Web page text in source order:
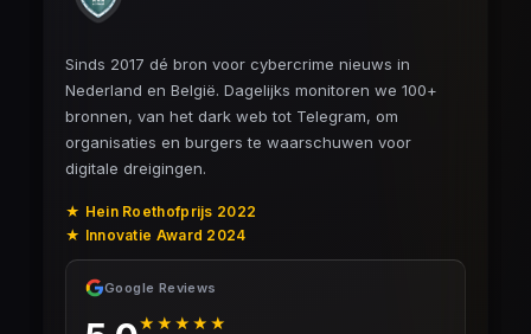
Sinds 2017 dé bron voor cybercrime nieuws in
Nederland en België. Dagelijks monitoren we 100+
bronnen, van het dark web tot Telegram, om
organisaties en burgers te waarschuwen voor
digitale dreigingen.
★ Hein Roethofprijs 2022
★ Innovatie Award 2024
Google Reviews
★★★★★